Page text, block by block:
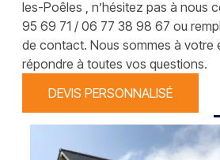
les-Poêles , n’hésitez pas à nous
95 69 71 / 06 77 38 98 67 ou
de contact. Nous sommes à votre
répondre à toutes vos questions.
DEVIS PERSONNALISÉ